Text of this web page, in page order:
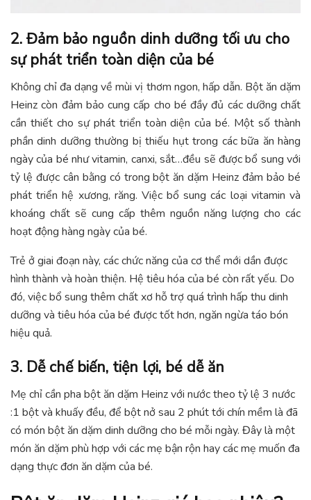
2. Đảm bảo nguồn dinh dưỡng tối ưu cho
sự phát triển toàn diện của bé
Không chỉ đa dạng về mùi vị thơm ngon, hấp dẫn. Bột ăn dặm
Heinz còn đảm bảo cung cấp cho bé đầy đủ các dưỡng chất
cần thiết cho sự phát triển toàn diện của bé. Một số thành
phần dinh dưỡng thường bị thiếu hụt trong các bữa ăn hàng
ngày của bé như vitamin, canxi, sắt…đều sẽ được bổ sung với
tỷ lệ được cân bằng có trong bột ăn dặm Heinz đảm bảo bé
phát triển hệ xương, răng. Việc bổ sung các loại vitamin và
khoáng chất sẽ cung cấp thêm nguồn năng lượng cho các
hoạt động hàng ngày của bé.
Trẻ ở giai đoạn này, các chức năng của cơ thể mới dần được
hình thành và hoàn thiện. Hệ tiêu hóa của bé còn rất yếu. Do
đó, việc bổ sung thêm chất xơ hỗ trợ quá trình hấp thu dinh
dưỡng và tiêu hóa của bé được tốt hơn, ngăn ngừa táo bón
hiệu quả.
3. Dễ chế biến, tiện lợi, bé dễ ăn
Mẹ chỉ cần pha bột ăn dặm Heinz với nước theo tỷ lệ 3 nước
:1 bột và khuấy đều, để bột nở sau 2 phút tới chín mềm là đã
có món bột ăn dặm dinh dưỡng cho bé mỗi ngày. Đây là một
món ăn dặm phù hợp với các mẹ bận rộn hay các mẹ muốn đa
dạng thực đơn ăn dặm của bé.